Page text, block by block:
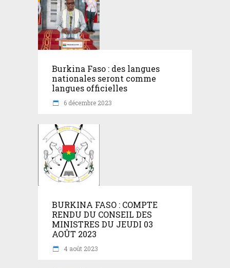
Burkina Faso : des langues
nationales seront comme
langues officielles
6 décembre 2023
BURKINA FASO : COMPTE
RENDU DU CONSEIL DES
MINISTRES DU JEUDI 03
AOÛT 2023
4 août 2023